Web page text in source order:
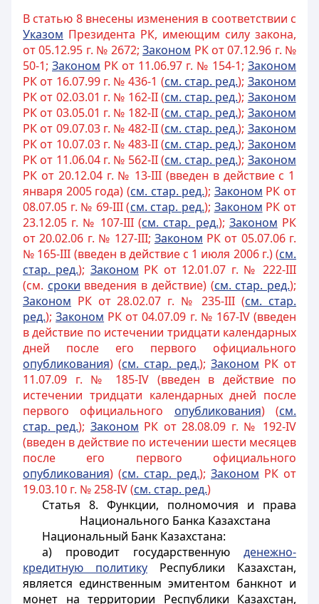
В статью 8 внесены изменения в соответствии с
Указом Президента РК, имеющим силу закона,
от 05.12.95 г. № 2672;Законом РК от 07.12.96 г. №
50-1; Законом РК от 11.06.97 г. № 154-1; Законом
РК от 16.07.99 г. № 436-1 (см. стар. ред.); Законом
РК от 02.03.01 г. № 162-II (см. стар. ред.); Законом
РК от 03.05.01 г. № 182-II (см. стар. ред.); Законом
РК от 09.07.03 г. № 482-II (см. стар. ред.); Законом
РК от 10.07.03 г. № 483-II (см. стар. ред.); Законом
РК от 11.06.04 г. № 562-II (см. стар. ред.); Законом
РК от 20.12.04 г. № 13-III (введен в действие с 1
января 2005 года) (см. стар. ред.); Законом РК от
08.07.05 г. № 69-III (см. стар. ред.); Законом РК от
23.12.05 г. № 107-III (см. стар. ред.); Законом РК
от 20.02.06 г. № 127-III; Законом РК от 05.07.06 г.
№ 165-III (введен в действие с 1 июля 2006 г.) (см.
стар. ред.); Законом РК от 12.01.07 г. № 222-III
(см. сроки введения в действие) (см. стар. ред.);
Законом РК от 28.02.07 г. № 235-III (см. стар.
ред.);Законом РК от 04.07.09 г. № 167-IV (введен
в действие по истечении тридцати календарных
дней после его первого официального
опубликования) (см. стар. ред.); Законом РК от
11.07.09 г. № 185-IV (введен в действие по
истечении тридцати календарных дней после
первого официального опубликования) (см.
стар. ред.); Законом РК от 28.08.09 г. № 192-IV
(введен в действие по истечении шести месяцев
после его первого официального
опубликования) (см. стар. ред.); Законом РК от
19.03.10 г. № 258-IV (см. стар. ред.)
Статья 8. Функции, полномочия и права
Национального Банка Казахстана
Национальный Банк Казахстана:
а) проводит государственную денежно-
кредитную политику
Республики Казахстан,
является единственным эмитентом банкнот и
монет на территории Республики Казахстан,